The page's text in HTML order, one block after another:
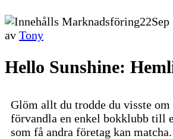
22Sep
av Tony
Hello Sunshine:
Glöm allt du trodde du visste om
förvandla en enkel bokklubb till
som få andra företag kan